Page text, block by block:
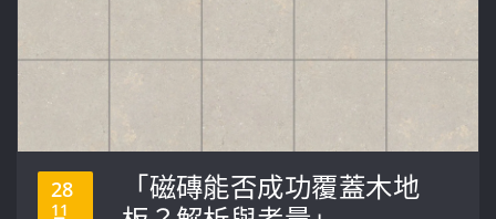
28
11
「磁磚能否成功覆蓋木地